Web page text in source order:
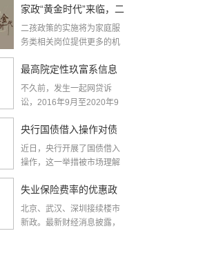
家政“黄金时代”来临，二
孩政策引爆家政服务
二孩政策的实施将为家庭服
务类相关岗位提供更多的机
最高院定性玖富系信息
中介服务机构 出借人追
不久前，发生一起网贷诉
讼，2016年9月至2020年9
央行国债借入操作对债
市有何影响 亿学学堂解
近日，央行开展了国债借入
操作，这一举措被市场理解
失业保险费率的优惠政
策得到延长
北京、武汉、深圳接续楼市
新政。最新财经消息披露，